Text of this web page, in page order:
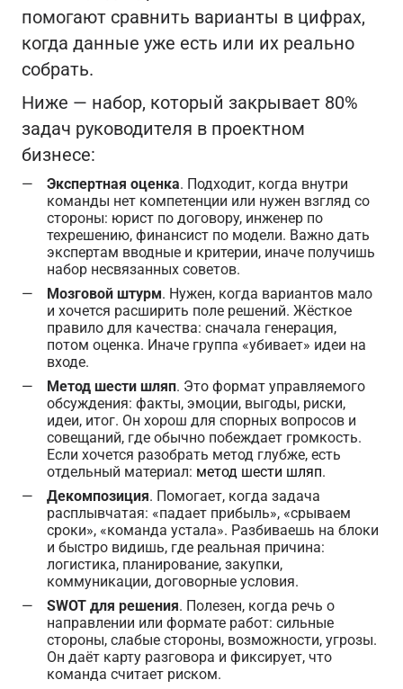
помогают сравнить варианты в цифрах,
когда данные уже есть или их реально
собрать.
Ниже — набор, который закрывает 80%
задач руководителя в проектном
бизнесе:
Экспертная оценка. Подходит, когда внутри
команды нет компетенции или нужен взгляд со
стороны: юрист по договору, инженер по
техрешению, финансист по модели. Важно дать
экспертам вводные и критерии, иначе получишь
набор несвязанных советов.
Мозговой штурм. Нужен, когда вариантов мало
и хочется расширить поле решений. Жёсткое
правило для качества: сначала генерация,
потом оценка. Иначе группа «убивает» идеи на
входе.
Метод шести шляп. Это формат управляемого
обсуждения: факты, эмоции, выгоды, риски,
идеи, итог. Он хорош для спорных вопросов и
совещаний, где обычно побеждает громкость.
Если хочется разобрать метод глубже, есть
отдельный материал: метод шести шляп.
Декомпозиция. Помогает, когда задача
расплывчатая: «падает прибыль», «срываем
сроки», «команда устала». Разбиваешь на блоки
и быстро видишь, где реальная причина:
логистика, планирование, закупки,
коммуникации, договорные условия.
SWOT для решения. Полезен, когда речь о
направлении или формате работ: сильные
стороны, слабые стороны, возможности, угрозы.
Он даёт карту разговора и фиксирует, что
команда считает риском.